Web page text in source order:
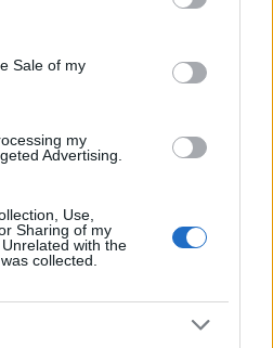
Sale of my
my
Advertising.
Use,
Sharing of my
with the
collected.
#astrologija